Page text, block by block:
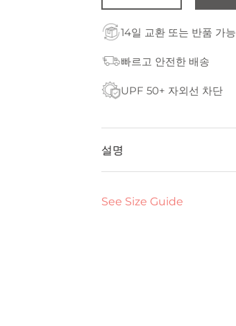
14일 교환 또는 반품 가능
빠르고 안전한 배송
UPF 50+ 자외선 차단
설명
See Size Guide